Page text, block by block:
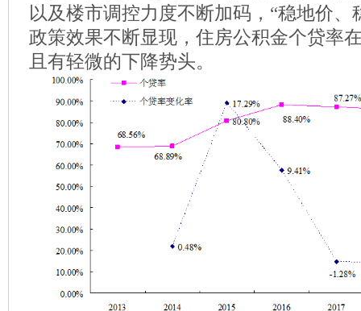
以及楼市调控力度不断加码，“稳地价、
政策效果不断显现，住房公积金个贷率
且有轻微的下降势头。